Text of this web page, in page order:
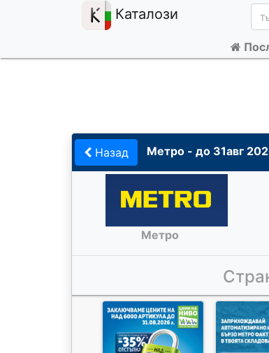
Каталози
Назад Метро - до 31авг
Метро